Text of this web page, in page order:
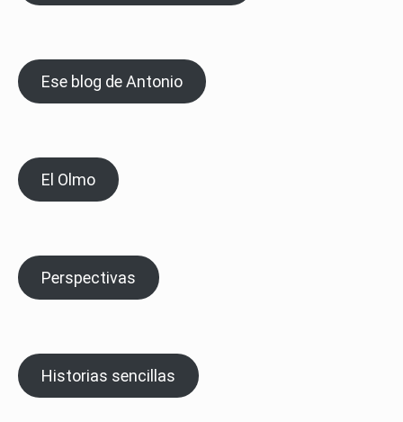
Ese blog de Antonio
El Olmo
Perspectivas
Historias sencillas